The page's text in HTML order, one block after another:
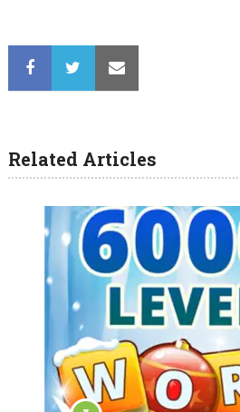
Related Articles